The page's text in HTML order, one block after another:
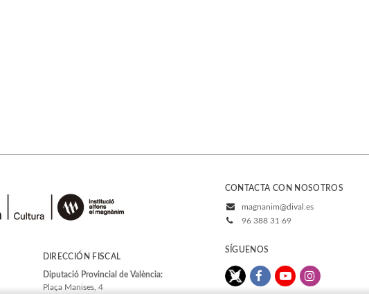
DIRECCIÓN FISCAL
Diputació Provincial de València:
Plaça Manises, 4
CONTACTA CON NOSOTROS
magnanim@dival.es
96 388 31 69
SÍGUENOS